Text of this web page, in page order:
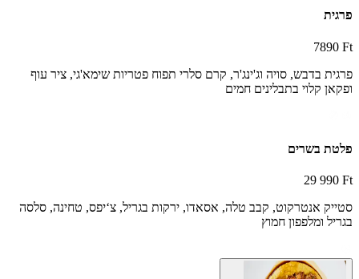
פרגית
7890 Ft
פרגית בדבש, סויה וג'ינג'ר, קרם סלרי תפוח פטריות שימא'גי, ציר עוף
ופקאן קלוי בתבלינים חמים
פלטת בשרים
29 990 Ft
סטייק אנטרקוט, קבב טלה, אסאדו, ירקות בגריל, צ‘יפס, טחינה, סלסה
בגריל ומלפפון חמוץ